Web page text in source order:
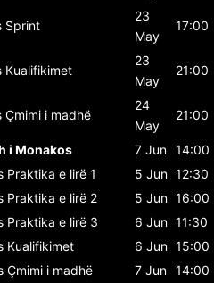
Sprint
23
May
17:00
Kualifikimet
23
May
21:00
Çmimi i madhë
24
May
21:00
i Monakos 7 Jun 14:00
Praktika e lirë 1 5 Jun 12:30
Praktika e lirë 2 5 Jun 16:00
Praktika e lirë 3 6 Jun 11:30
Kualifikimet 6 Jun 15:00
Çmimi i madhë 7 Jun 14:00